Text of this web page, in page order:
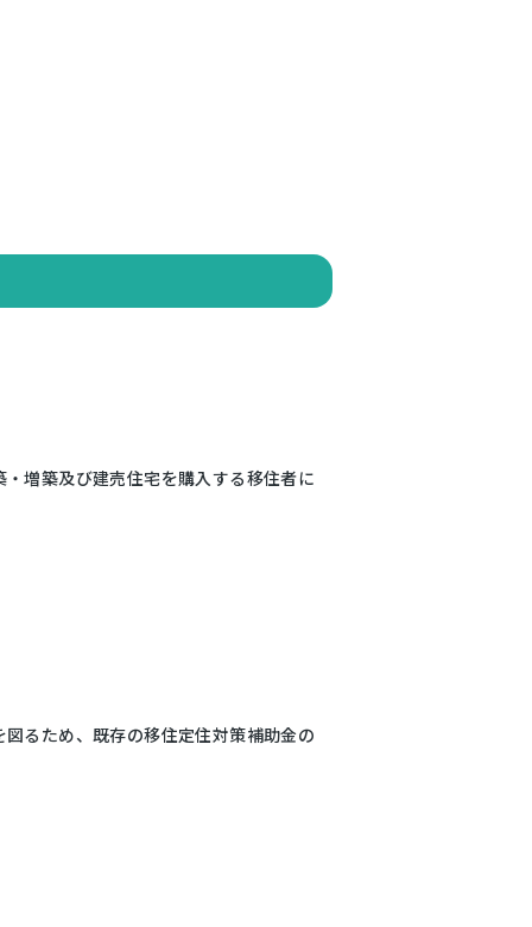
増築及び建売住宅を購入する移住者に
るため、既存の移住定住対策補助金の